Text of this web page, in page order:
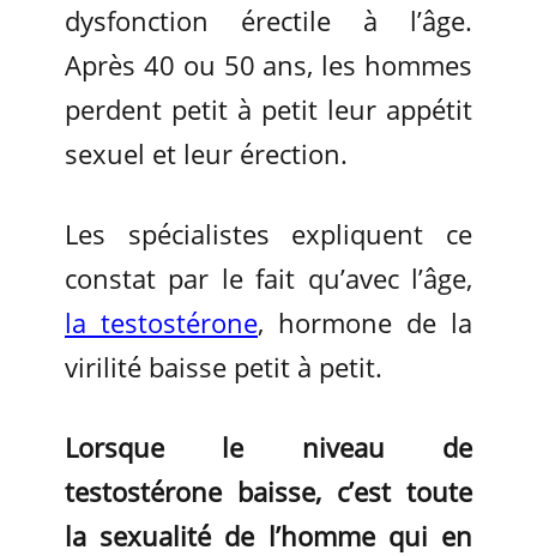
dysfonction érectile à l’âge.
Après 40 ou 50 ans, les hommes
perdent petit à petit leur appétit
sexuel et leur érection.
Les spécialistes expliquent ce
constat par le fait qu’avec l’âge,
la testostérone, hormone de la
virilité baisse petit à petit.
Lorsque le niveau de
testostérone baisse, c’est toute
la sexualité de l’homme qui en